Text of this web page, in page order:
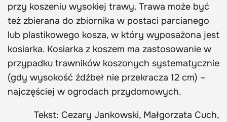
przy koszeniu wysokiej trawy. Trawa może być
też zbierana do zbiornika w postaci parcianego
lub plastikowego kosza, w który wyposażona jest
kosiarka. Kosiarka z koszem ma zastosowanie w
przypadku trawników koszonych systematycznie
(gdy wysokość źdźbeł nie przekracza 12 cm) –
najczęściej w ogrodach przydomowych.
Tekst: Cezary Jankowski, Małgorzata Cuch,